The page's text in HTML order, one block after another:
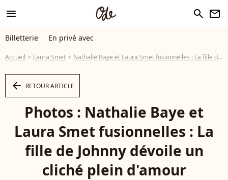
menu search newsletter
Billetterie En privé avec
Accueil Laura Smet Nathalie Baye et Laura Smet fusionnelles : La fille de Johnny dévoile un cliché plein d'amour
arrow_left RETOUR ARTICLE
Photos : Nathalie Baye et
Laura Smet fusionnelles : La
fille de Johnny dévoile un
cliché plein d'amour